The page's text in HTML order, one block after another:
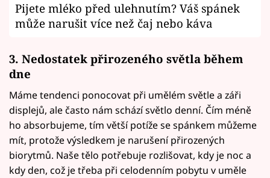
Pijete mléko před ulehnutím? Váš spánek
může narušit více než čaj nebo káva
3. Nedostatek přirozeného světla během
dne
Máme tendenci ponocovat při umělém světle a záři
displejů, ale často nám schází světlo denní. Čím méně
ho absorbujeme, tím větší potíže se spánkem můžeme
mít, protože výsledkem je narušení přirozených
biorytmů. Naše tělo potřebuje rozlišovat, kdy je noc a
kdy den, což je třeba při celodenním pobytu v uměle